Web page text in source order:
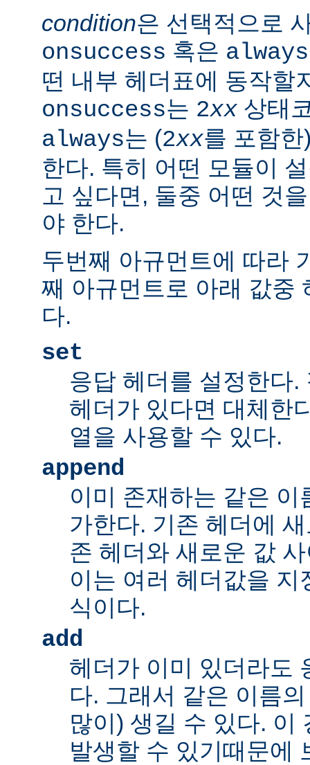
condition은 선택적으로
onsuccess 혹은 always
떤 내부 헤더표에 동작할
onsuccess는 2xx 상태
always는 (2xx를 포함
한다. 특히 어떤 모듈이
고 싶다면, 둘중 어떤 것
야 한다.
두번째 아규먼트에 따라
째 아규먼트로 아래 값중
다.
set
응답 헤더를 설정한다.
헤더가 있다면 대체한
열을 사용할 수 있다.
append
이미 존재하는 같은
가한다. 기존 헤더에
존 헤더와 새로운 값
이는 여러 헤더값을
식이다.
add
헤더가 이미 있더라도
다. 그래서 같은 이름
많이) 생길 수 있다. 이
발생할 수 있기때문에